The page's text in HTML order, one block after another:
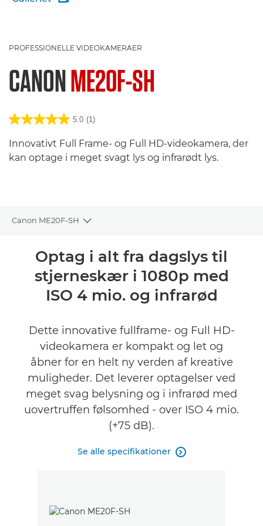
PROFESSIONELLE VIDEOKAMERAER
CANONME20F-SH
5.0 (1)
Innovativt Full Frame- og Full HD-videokamera, der
kan optage i meget svagt lys og infrarødt lys.
Canon ME20F-SH
Toggle breadcrumbs
Oversigt
Specifikationer
Optag i alt fra dagslys til
stjerneskær i 1080p med
ISO 4 mio. og infrarød
Dette innovative fullframe- og Full HD-
videokamera er kompakt og let og
åbner for en helt ny verden af kreative
muligheder. Det leverer optagelser ved
meget svag belysning og i infrarød med
uovertruffen følsomhed - over ISO 4 mio.
(+75 dB).
Se alle specifikationer 